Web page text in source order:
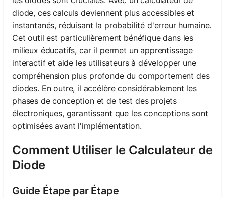
diode, ces calculs deviennent plus accessibles et
instantanés, réduisant la probabilité d'erreur humaine.
Cet outil est particulièrement bénéfique dans les
milieux éducatifs, car il permet un apprentissage
interactif et aide les utilisateurs à développer une
compréhension plus profonde du comportement des
diodes. En outre, il accélère considérablement les
phases de conception et de test des projets
électroniques, garantissant que les conceptions sont
optimisées avant l'implémentation.
Comment Utiliser le Calculateur de
Diode
Guide Étape par Étape